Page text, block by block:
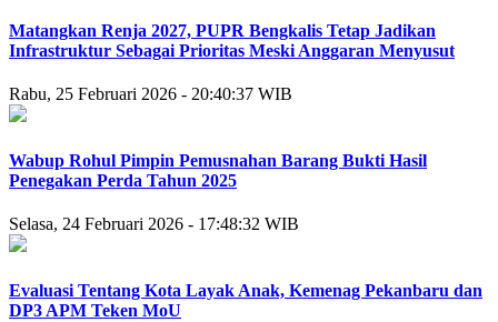
Matangkan Renja 2027, PUPR Bengkalis Tetap Jadikan
Infrastruktur Sebagai Prioritas Meski Anggaran Menyusut
Rabu, 25 Februari 2026 - 20:40:37 WIB
Wabup Rohul Pimpin Pemusnahan Barang Bukti Hasil
Penegakan Perda Tahun 2025
Selasa, 24 Februari 2026 - 17:48:32 WIB
Evaluasi Tentang Kota Layak Anak, Kemenag Pekanbaru dan
DP3 APM Teken MoU